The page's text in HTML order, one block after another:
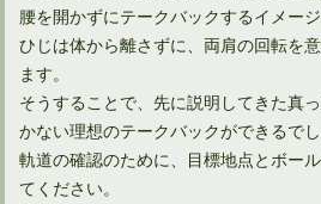
腰を開かずにテークバックするイメージ
ひじは体から離さずに、両肩の回転を
ます。
そうすることで、先に説明してきた真
かない理想のテークバックができるでし
軌道の確認のために、目標地点とボー
てください。